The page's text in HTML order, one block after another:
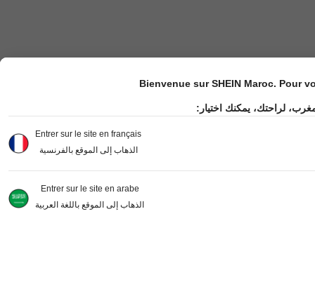
Bienvenue sur SHEIN Maroc. Pour
لراحتك، يمكنك اختيار:
Entrer sur le site en français
الذهاب إلى الموقع بالفرنسية
Entrer sur le site en arabe
الذهاب إلى الموقع باللغة العربية